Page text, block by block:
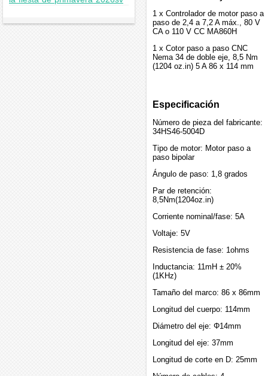
1 x Controlador de motor paso a
paso de 2,4 a 7,2 A máx., 80 V
CA o 110 V CC MA860H
1 x Cotor paso a paso CNC
Nema 34 de doble eje, 8,5 Nm
(1204 oz.in) 5 A 86 x 114 mm
Especificación
Número de pieza del fabricante:
34HS46-5004D
Tipo de motor: Motor paso a
paso bipolar
Ángulo de paso: 1,8 grados
Par de retención:
8,5Nm(1204oz.in)
Corriente nominal/fase: 5A
Voltaje: 5V
Resistencia de fase: 1ohms
Inductancia: 11mH ± 20%
(1KHz)
Tamaño del marco: 86 x 86mm
Longitud del cuerpo: 114mm
Diámetro del eje: Φ14mm
Longitud del eje: 37mm
Longitud de corte en D: 25mm